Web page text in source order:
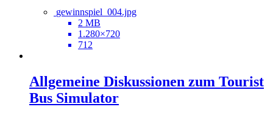
gewinnspiel_004.jpg
2 MB
1.280×720
712
Allgemeine Diskussionen zum Tourist
Bus Simulator